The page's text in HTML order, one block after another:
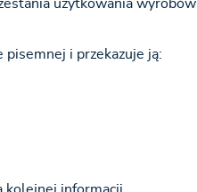
użytkowania
pisemnej i przekazuje ją: